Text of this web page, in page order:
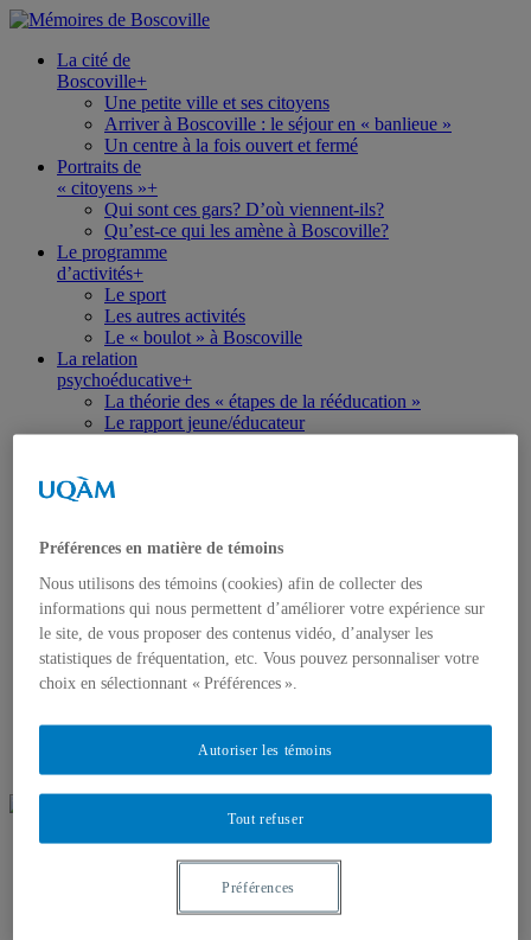
La cité de
Boscoville+
Une petite ville et ses citoyens
Arriver à Boscoville : le séjour en « banlieue »
Un centre à la fois ouvert et fermé
Portraits de
« citoyens »+
Qui sont ces gars? D’où viennent-ils?
Qu’est-ce qui les amène à Boscoville?
Le programme
d’activités+
Le sport
Les autres activités
Le « boulot » à Boscoville
La relation
psychoéducative+
La théorie des « étapes de la rééducation »
Le rapport jeune/éducateur
Un centre de réputation internationale
Quitter Boscoville,
Le moment du départ…
Revenir à Boscoville : des anciens reviennent sur les
lieux
La fermeture de Boscoville en 1997
À propos
du projet+
Les témoins de notre enquête
Pour en savoir plus…
La cité de
Une petite ville et ses citoyens
Arriver à Boscoville : le séjour en « banlieue »
Préférences en matière de témoins
Nous utilisons des témoins (cookies) afin de collecter des
informations qui nous permettent d’améliorer votre expérience sur
le site, de vous proposer des contenus vidéo, d’analyser les
statistiques de fréquentation, etc. Vous pouvez personnaliser votre
choix en sélectionnant « Préférences ».
Tout refuser
Autoriser les témoins
Préférences